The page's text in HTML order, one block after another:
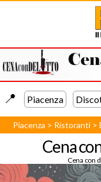
📍️ Piacenza
Piacenza > Ristoranti >
Cena
Cena con